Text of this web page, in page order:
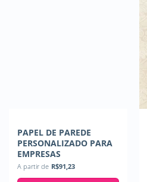
PAPEL DE PAREDE
PERSONALIZADO PARA
EMPRESAS
A partir de R$91,23